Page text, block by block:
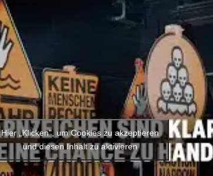
Hier „Klicken”, um Cookies zu akzeptieren
und diesen Inhalt zu aktivieren